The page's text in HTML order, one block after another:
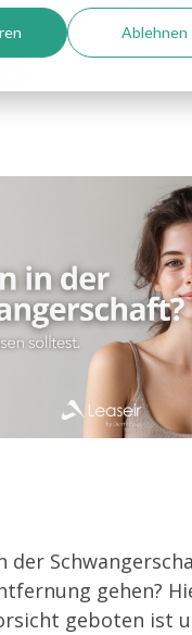
Ablehnen
Nov 24, 2025
der
gehen?
geboten ist